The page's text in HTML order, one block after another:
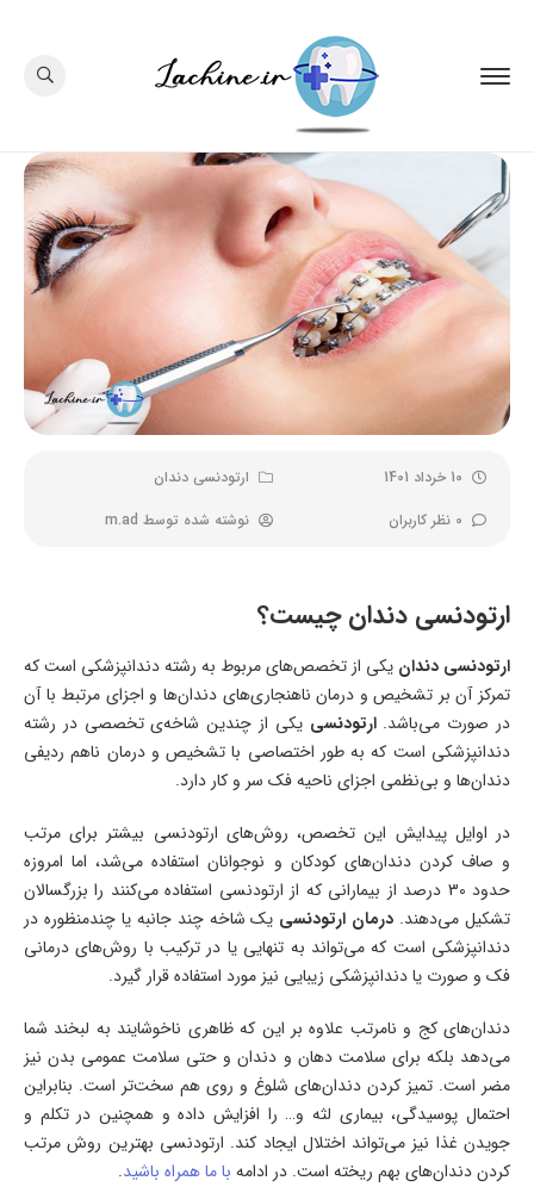
10 خرداد 1401
ارتودنسی دندان
0 نظر کاربران
نوشته شده توسط m.ad
ارتودنسی دندان چیست؟
ارتودنسی دندان یکی از تخصص‌های مربوط به رشته دندانپزشکی است که
تمرکز آن بر تشخیص و درمان ناهنجاری‌های دندان‌ها و اجزای مرتبط با آن
در صورت می‌باشد.ارتودنسی یکی از چندین شاخه‌ی تخصصی در رشته
دندانپزشکی است که به طور اختصاصی با تشخیص و درمان ناهم ردیفی
دندان‌ها و بی‌نظمی اجزای ناحیه فک سر و کار دارد.
در اوایل پیدایش این تخصص، روش‌های ارتودنسی بیشتر برای مرتب
و صاف کردن دندان‌های کودکان و نوجوانان استفاده می‌شد، اما امروزه
حدود 30 درصد از بیمارانی که از ارتودنسی استفاده می‌کنند را بزرگسالان
تشکیل می‌دهند. درمان ارتودنسی یک شاخه چند جانبه یا چندمنظوره در
دندانپزشکی است که می‌تواند به تنهایی یا در ترکیب با روش‌های درمانی
فک و صورت یا دندانپزشکی زیبایی نیز مورد استفاده قرار گیرد.
دندان‌های کج و نامرتب علاوه بر این که ظاهری ناخوشایند به لبخند شما
می‌دهد بلکه برای سلامت دهان و دندان و حتی سلامت عمومی بدن نیز
مضر است. تمیز کردن دندان‌های شلوغ و روی هم سخت‌تر است. بنابراین
احتمال پوسیدگی، بیماری لثه و… را افزایش داده و همچنین در تکلم و
جویدن غذا نیز می‌تواند اختلال ایجاد کند. ارتودنسی بهترین روش مرتب
کردن دندان‌های بهم ریخته است. در ادامه با ما همراه باشید.